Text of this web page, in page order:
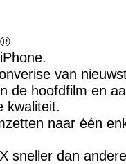
van
de hoofdfilm en
kwaliteit.
naar één
sneller dan